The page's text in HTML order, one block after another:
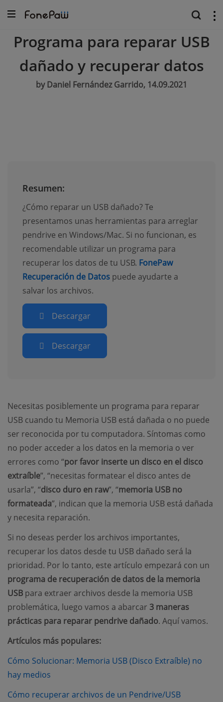
Programa para reparar USB
dañado y recuperar datos
by Daniel Fernández Garrido, 14.09.2021
Resumen:
¿Cómo reparar un USB dañado? Te
presentamos unas herramientas para arreglar
pendrive en Windows/Mac. Si no funcionan, es
recomendable utilizar un programa para
recuperar los datos de tu USB. FonePaw
Recuperación de Datos puede ayudarte a
salvar los archivos.
Descargar
Descargar
Necesitas posiblemente un programa para reparar
USB cuando tu Memoria USB está dañada o no puede
ser reconocida por tu computadora. Síntomas como
no poder acceder a los datos en la memoria o ver
errores como “por favor inserte un disco en el disco
extraíble”, “necesitas formatear el disco antes de
usarla”, “disco duro en raw”, “memoria USB no
formateada”, indican que la memoria USB está dañada
y necesita reparación.
Si no deseas perder los archivos importantes,
recuperar los datos desde tu USB dañado será la
prioridad. Por lo tanto, este artículo empezará con un
programa de recuperación de datos de la memoria
USB para extraer archivos desde la memoria USB
problemática, luego vamos a abarcar 3 maneras
prácticas para reparar pendrive dañado. Aquí vamos.
Artículos más populares:
Cómo Solucionar: Memoria USB (Disco Extraíble) no
hay medios
Cómo recuperar archivos de un Pendrive/USB